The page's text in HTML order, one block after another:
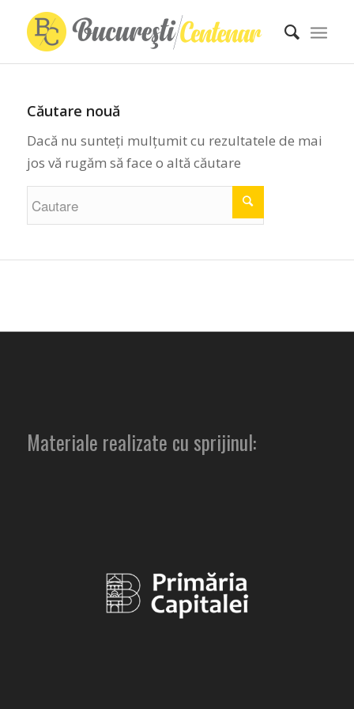
Căutare nouă
Dacă nu sunteți mulțumit cu rezultatele de mai
jos vă rugăm să face o altă căutare
Materiale realizate cu sprijinul: